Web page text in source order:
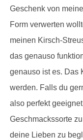
Geschenk von
Form verwerten
meinen Kirsch-
das genauso
genauso ist es. Das
werden. Falls du
also perfekt
Geschmackssorte
deine Lieben zu